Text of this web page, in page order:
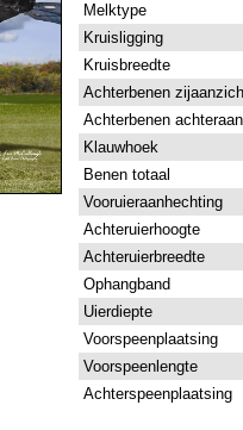
Melktype
Kruisligging
Kruisbreedte
Achterbenen
Achterbenen
Klauwhoek
Benen totaal
Vooruieraanhechting
Achteruierhoogte
Achteruierbreedte
Ophangband
Uierdiepte
Voorspeenplaatsing
Voorspeenlengte
Achterspeenplaatsing